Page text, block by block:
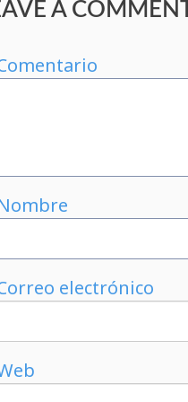
A
electrónico